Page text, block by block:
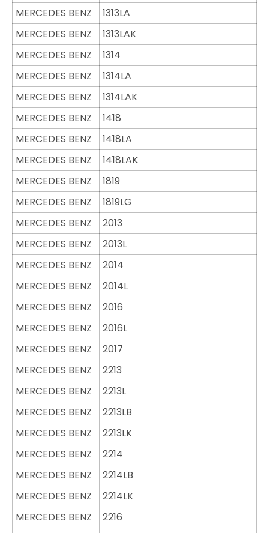
MERCEDES BENZ
1313LA
MERCEDES BENZ
1313LAK
MERCEDES BENZ
1314
MERCEDES BENZ
1314LA
MERCEDES BENZ
1314LAK
MERCEDES BENZ
1418
MERCEDES BENZ
1418LA
MERCEDES BENZ
1418LAK
MERCEDES BENZ
1819
MERCEDES BENZ
1819LG
MERCEDES BENZ
2013
MERCEDES BENZ
2013L
MERCEDES BENZ
2014
MERCEDES BENZ
2014L
MERCEDES BENZ
2016
MERCEDES BENZ
2016L
MERCEDES BENZ
2017
MERCEDES BENZ
2213
MERCEDES BENZ
2213L
MERCEDES BENZ
2213LB
MERCEDES BENZ
2213LK
MERCEDES BENZ
2214
MERCEDES BENZ
2214LB
MERCEDES BENZ
2214LK
MERCEDES BENZ
2216